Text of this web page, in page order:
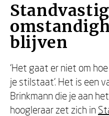
blijven
‘Het gaat er niet om
je stilstaat’. Het is een
Brinkmann die je aan
hoogleraar zet zich in